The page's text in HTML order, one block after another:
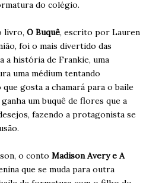
do colégio.
livro, O Buquê, escrito por Lauren
foi o mais divertido das
a história de Frankie, uma
uma médium tentando
gosta a chamará para o baile
um buquê de flores que a
fazendo a protagonista se
o conto Madison Avery e A
que se muda para outra